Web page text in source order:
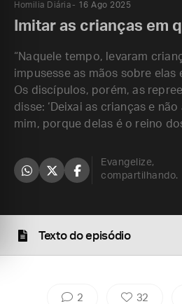
Homilia Diária 16 Ago 2025
Imitar as crianças em
“Naquele tempo, levaram
impusesse as mãos sobre elas
Os discípulos, porém, as
disse: ‘Deixai as crianças e
mim, porque delas é o reino dos
Evangelize,
compartilhando.
Texto do episódio
2 32